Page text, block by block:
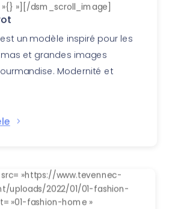
»][/dsm_scroll_image]
un modèle inspiré pour les
et grandes images
Modernité et
»https://www.tevennec-
uploads/2022/01/01-fashion-
»01-fashion-home »